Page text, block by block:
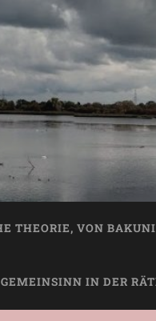
THEORIE, VON
IN DER